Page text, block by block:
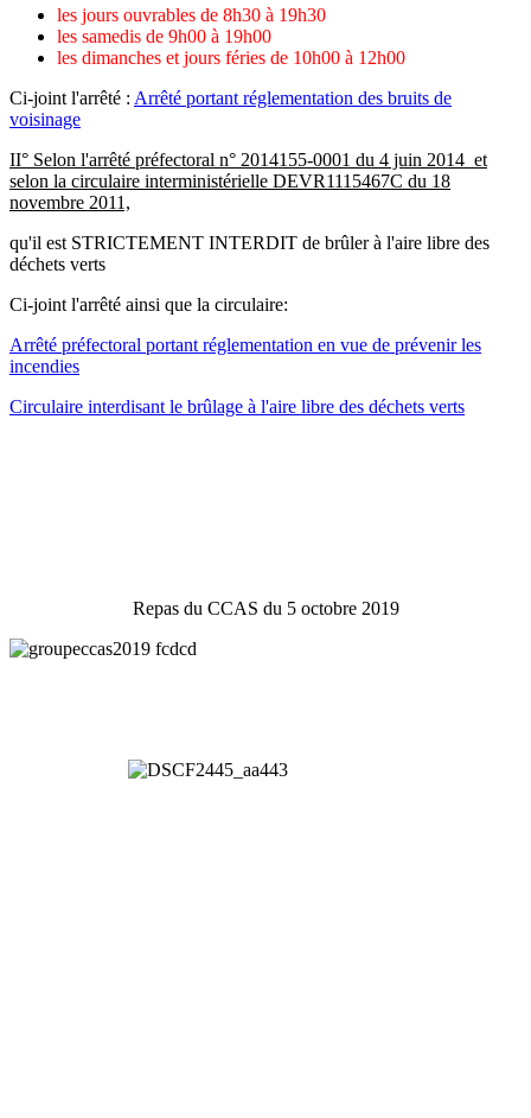
les jours ouvrables de 8h30 à 19h30
les samedis de 9h00 à 19h00
les dimanches et jours féries de 10h00 à 12h00
Ci-joint l'arrêté : Arrêté portant réglementation des bruits de
voisinage
II° Selon l'arrêté préfectoral n° 2014155-0001 du 4 juin 2014 et
selon la circulaire interministérielle DEVR1115467C du 18
novembre 2011,
qu'il est STRICTEMENT INTERDIT de brûler à l'aire libre des
déchets verts
Ci-joint l'arrêté ainsi que la circulaire:
Arrêté préfectoral portant réglementation en vue de prévenir les
incendies
Circulaire interdisant le brûlage à l'aire libre des déchets verts
Repas du CCAS du 5 octobre 2019